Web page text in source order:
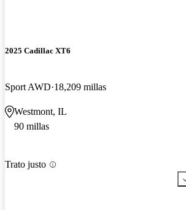
2025 Cadillac XT6
Sport AWD 18,209 millas
Westmont, IL
90 millas
Trato justo